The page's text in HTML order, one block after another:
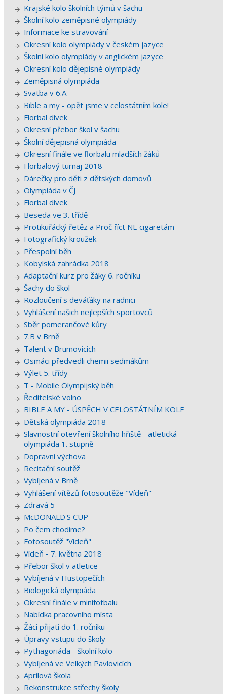
Krajské kolo školních týmů v šachu
Školní kolo zeměpisné olympiády
Informace ke stravování
Okresní kolo olympiády v českém jazyce
Školní kolo olympiády v anglickém jazyce
Okresní kolo dějepisné olympiády
Zeměpisná olympiáda
Svatba v 6.A
Bible a my - opět jsme v celostátním kole!
Florbal dívek
Okresní přebor škol v šachu
Školní dějepisná olympiáda
Okresní finále ve florbalu mladších žáků
Florbalový turnaj 2018
Dárečky pro děti z dětských domovů
Olympiáda v ČJ
Florbal dívek
Beseda ve 3. třídě
Protikuřácký řetěz a Proč říct NE cigaretám
Fotografický kroužek
Přespolní běh
Kobylská zahrádka 2018
Adaptační kurz pro žáky 6. ročníku
Šachy do škol
Rozloučení s deváťáky na radnici
Vyhlášení našich nejlepších sportovců
Sběr pomerančové kůry
7.B v Brně
Talent v Brumovicích
Osmáci předvedli chemii sedmákům
Výlet 5. třídy
T - Mobile Olympijský běh
Ředitelské volno
BIBLE A MY - ÚSPĚCH V CELOSTÁTNÍM KOLE
Dětská olympiáda 2018
Slavnostní otevření školního hřiště - atletická
olympiáda 1. stupně
Dopravní výchova
Recitační soutěž
Vybíjená v Brně
Vyhlášení vítězů fotosoutěže "Vídeň"
Zdravá 5
McDONALD'S CUP
Po čem chodíme?
Fotosoutěž "Vídeň"
Vídeň - 7. května 2018
Přebor škol v atletice
Vybíjená v Hustopečích
Biologická olympiáda
Okresní finále v minifotbalu
Nabídka pracovního místa
Žáci přijatí do 1. ročníku
Úpravy vstupu do školy
Pythagoriáda - školní kolo
Vybíjená ve Velkých Pavlovicích
Aprílová škola
Rekonstrukce střechy školy